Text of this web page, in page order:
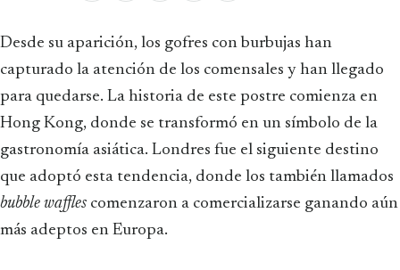
Desde su aparición, los gofres con burbujas han
capturado la atención de los comensales y han llegado
para quedarse. La historia de este postre comienza en
Hong Kong, donde se transformó en un símbolo de la
gastronomía asiática. Londres fue el siguiente destino
que adoptó esta tendencia, donde los también llamados
bubble waffles comenzaron a comercializarse ganando aún
más adeptos en Europa.